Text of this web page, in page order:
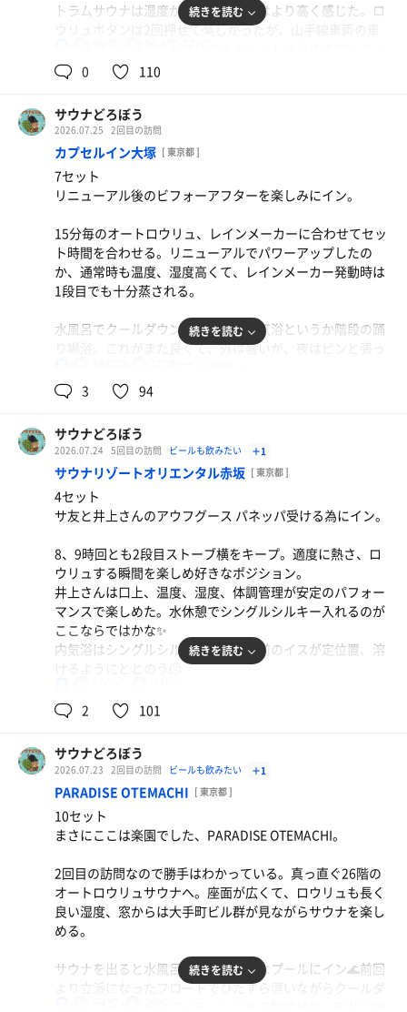
季節の小籠包
サ前飯で、オロポは館内。疲れた身体にエナジーチャ
ージ。
ロイヤルオロポ
麦茶
サバの文化干し定食
朝定食。疲れた身体に魚が美味い。
優しい味に癒される。
生ビール
麦茶
特製中華そば
女性店主が一杯一杯丁寧に作ってくれて美味かった。
水
トラムサウナは湿度があり体感温度はより高く感じた。ロ
ウリュボタンは2回押せて楽しかったが、山手線車両の車
た。
7.7℃からの14℃とダブルスコアある冷冷水風呂を楽しん
だ後、車庫見ながらの内気浴は飛ぶようにととのった。
根底にある品のあるリトリートが全体的に効いており、ま
た遊びに来たいと思わせる良い施設だった。
続きを読む
0 110
サウナどろぼう
2026.07.25 2回目の訪問
カプセルイン大塚 [ 東京都 ]
7セット
リニューアル後のビフォーアフターを楽しみにイン。
15分毎のオートロウリュ、レインメーカーに合わせて セッ
ト時間を合わせる。リニューアルでパワーアップしたの
か、通常時も温度、湿度高くて、レインメーカー発動時は
1段目でも十分蒸される。
水風呂でクールダウンした後は、外気浴というか階段の踊
り場浴。これがまた良くて、外は暑いが、夜はピンと張っ
サウナで、夜は疲労で眠くなり、朝は目が覚めて終了。
カプセルも静かで快適、良い眠りにつけて楽しい一晩だっ
た。
続きを読む
3 94
サウナどろぼう
2026.07.24 5回目の訪問 ビールも飲みたい ＋1
サウナリゾートオリエンタル赤坂 [ 東京都 ]
4セット
サ友と井上さんのアウフグース パネッパ受ける為にイン。
8、9時回とも2段目ストーブ横をキープ。適度に熱さ、ロ
ウリュする瞬間を楽しめ好きなポジション。
井上さんは口上、温度、湿度、体調管理が安定のパフォー
マンスで楽しめた。水休憩でシングルシルキー入れるのが
ここならではかな✨
内気浴はシングルシルキー後に目の前のイスが定位置、溶
参加者の中に初参加らしい方が途中旅立たれたものの、復
初々しいなと思うと同時に心の底から羨ましいと思った。
初心を思い出させてもらえた夜でした。
続きを読む
2 101
サウナどろぼう
2026.07.23 2回目の訪問 ビールも飲みたい ＋1
PARADISE OTEMACHI [ 東京都 ]
10セット
まさにここは楽園でした、PARADISE OTEMACHI。
2回目の訪問なので勝手はわかっている。真っ直ぐ26階の
オートロウリュサウナへ。座面が広くて、ロウリュも長く
良い湿度、窓からは大手町ビル群が見ながらサウナを楽し
める。
サウナを出ると水風呂代わりの大きなプールにイン🌊前回
より立派になったフロートでひたすら漂いながらクールダ
続きを読む